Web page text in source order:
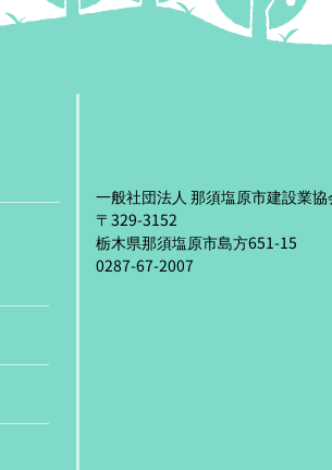
一般社団法人 那須塩原市建設業協
〒329-3152
栃木県那須塩原市島方651-15
0287-67-2007